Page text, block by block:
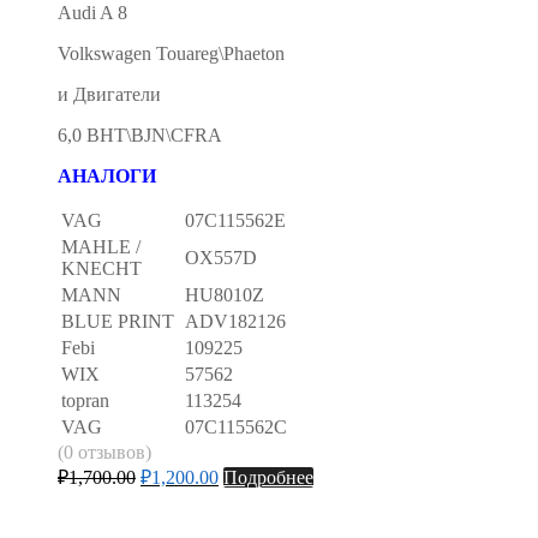
Audi A 8
Volkswagen Touareg\Phaeton
и Двигатели
6,0 BHT\BJN\CFRA
АНАЛОГИ
VAG
07C115562E
MAHLE /
KNECHT
OX557D
MANN
HU8010Z
BLUE PRINT ADV182126
Febi
109225
WIX
57562
topran
113254
VAG
07C115562C
(0 отзывов)
₽1,700.00 ₽1,200.00 Подробнее